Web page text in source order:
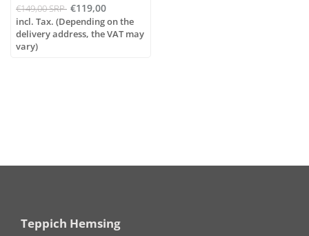
€149,00 SRP €119,00
incl. Tax. (Depending on the
delivery address, the VAT may
vary)
Teppich Hemsing